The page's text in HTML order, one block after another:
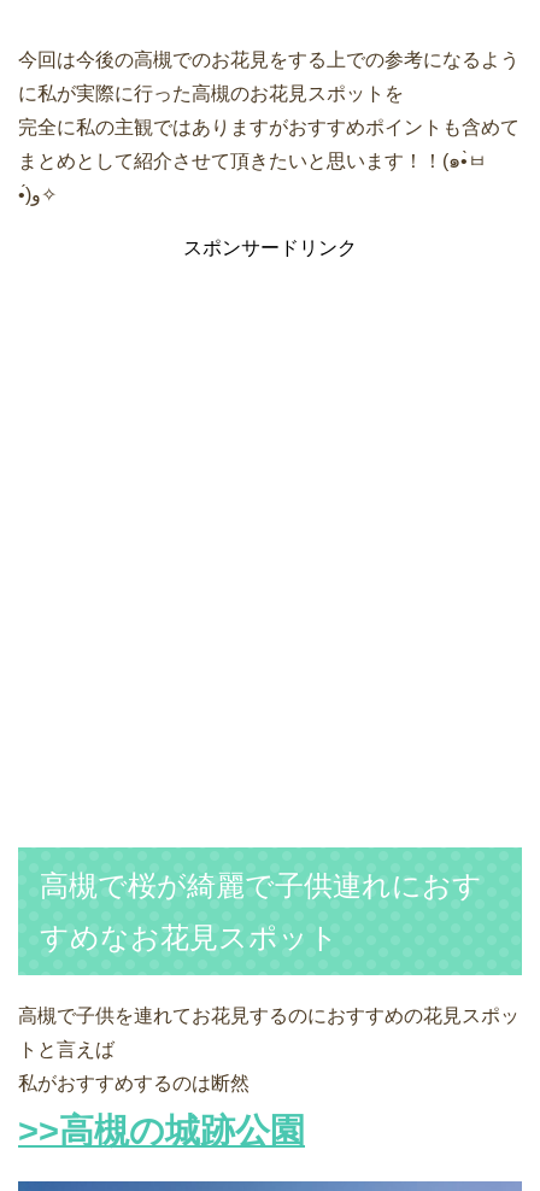
今回は今後の高槻でのお花見をする上での参考になるよう
に私が実際に行った高槻のお花見スポットを
完全に私の主観ではありますがおすすめポイントも含めて
まとめとして紹介させて頂きたいと思います！！(๑•̀ㅂ
•́)و✧
スポンサードリンク
高槻で桜が綺麗で子供連れにおす
すめなお花見スポット
高槻で子供を連れてお花見するのにおすすめの花見スポッ
トと言えば
私がおすすめするのは断然
>>高槻の城跡公園